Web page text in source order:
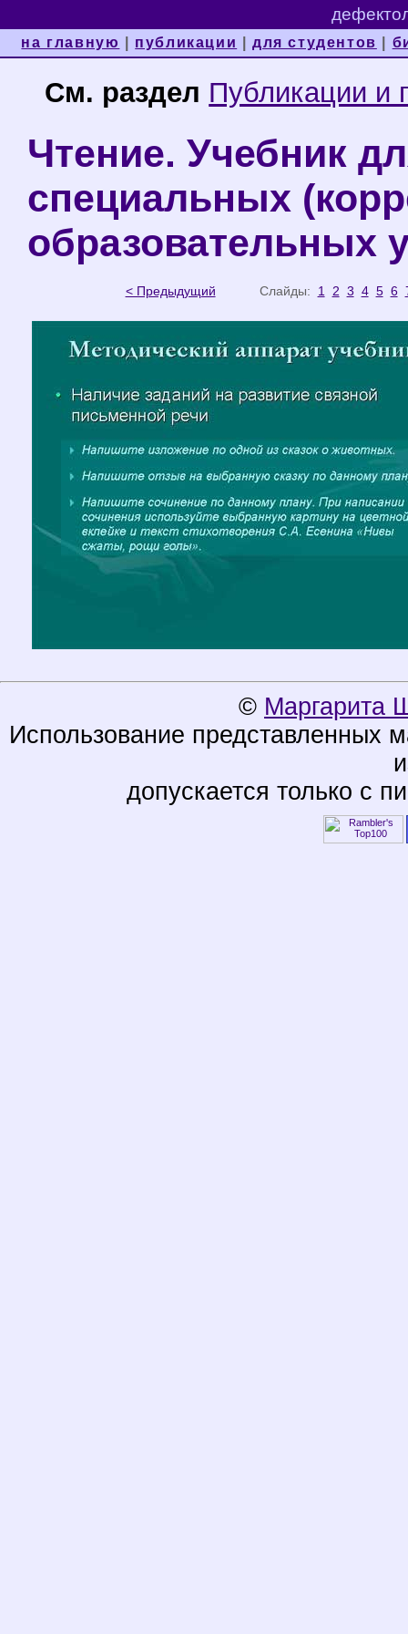
на главную публикации |для студентов
См. раздел Публикации и
Чтение. Учебник
специальных
образовательных
< Предыдущий Слайды: 1 2 3 4 5 6
© Маргарита
Использование представленных
допускается только с